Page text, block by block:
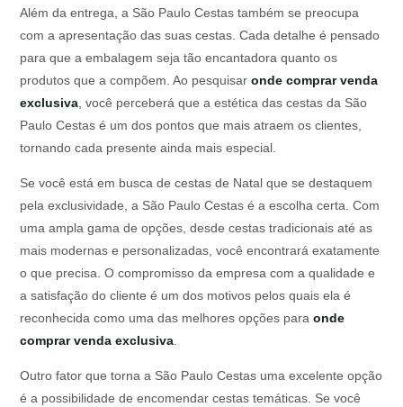
Além da entrega, a São Paulo Cestas também se preocupa
com a apresentação das suas cestas. Cada detalhe é pensado
para que a embalagem seja tão encantadora quanto os
produtos que a compõem. Ao pesquisaronde comprar venda
exclusiva , você perceberá que a estética das cestas da São
Paulo Cestas é um dos pontos que mais atraem os clientes,
tornando cada presente ainda mais especial.
Se você está em busca de cestas de Natal que se destaquem
pela exclusividade, a São Paulo Cestas é a escolha certa. Com
uma ampla gama de opções, desde cestas tradicionais até as
mais modernas e personalizadas, você encontrará exatamente
o que precisa. O compromisso da empresa com a qualidade e
a satisfação do cliente é um dos motivos pelos quais ela é
reconhecida como uma das melhores opções paraonde
comprar venda exclusiva
Outro fator que torna a São Paulo Cestas uma excelente opção
é a possibilidade de encomendar cestas temáticas. Se você